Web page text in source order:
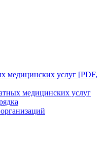
медицинских услуг [PDF,
медицинских услуг